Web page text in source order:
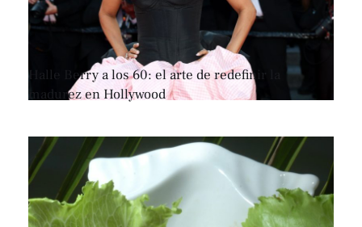
Halle Berry a los 60: el arte de redefinir la
madurez en Hollywood